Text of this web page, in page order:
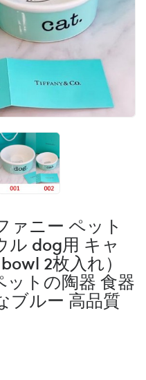
ァニー ペット
ル dog用 キャ
2枚入れ）
ットの陶器 食器
ブルー 高品質